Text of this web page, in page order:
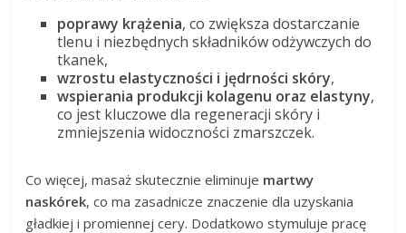
poprawy krążenia, co zwiększa dostarczanie
tlenu i niezbędnych składników odżywczych do
tkanek,
wzrostu elastyczności i jędrności skóry,
wspierania produkcji kolagenu oraz elastyny,
co jest kluczowe dla regeneracji skóry i
zmniejszenia widoczności zmarszczek.
Co więcej, masaż skutecznie eliminuje martwy
naskórek, co ma zasadnicze znaczenie dla uzyskania
gładkiej i promiennej cery. Dodatkowo stymuluje pracę